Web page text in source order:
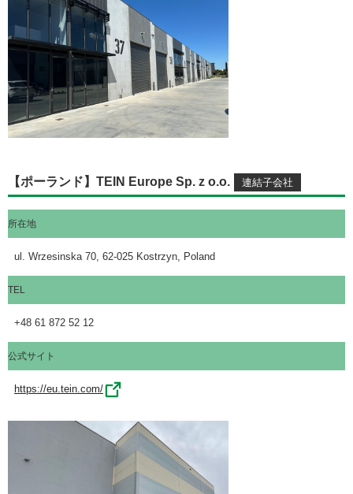
【ポーランド】TEIN Europe Sp. z o.o.
所在地
ul. Wrzesinska 70, 62-025 Kostrzyn, Poland
TEL
+48 61 872 52 12
公式サイト
https://eu.tein.com/